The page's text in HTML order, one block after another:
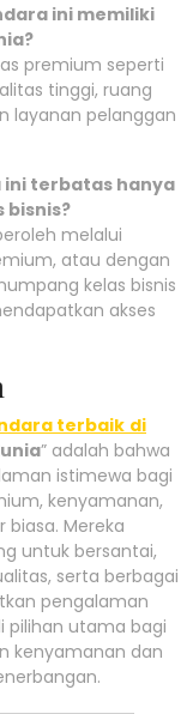
ini memiliki
premium seperti
tinggi, ruang
layanan pelanggan
ini terbatas hanya
bisnis?
melalui
atau dengan
kelas bisnis
akses
terbaik di
” adalah bahwa
istimewa bagi
kenyamanan,
Mereka
untuk bersantai,
serta berbagai
pengalaman
pilihan utama bagi
kenyamanan dan